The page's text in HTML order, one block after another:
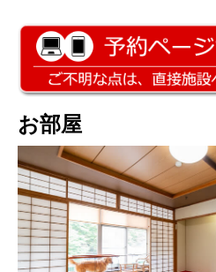
お部屋